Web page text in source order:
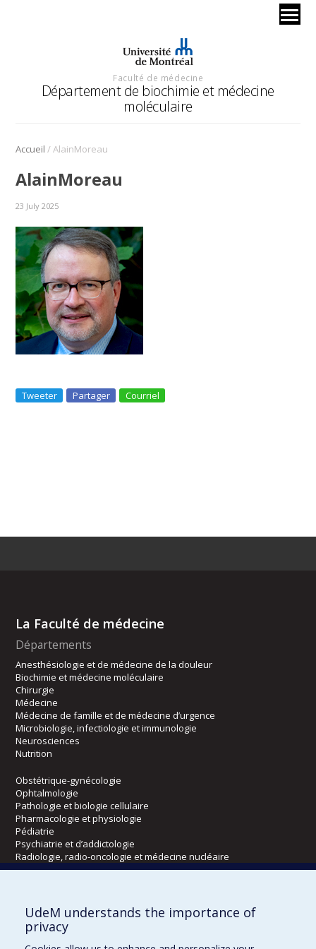
Faculté de médecine
Département de biochimie et médecine
moléculaire
Accueil /AlainMoreau
AlainMoreau
23 July 2025
Tweeter Partager Courriel
La Faculté de médecine
Départements
Anesthésiologie et de médecine de la douleur
Biochimie et médecine moléculaire
Chirurgie
Médecine
Médecine de famille et de médecine d’urgence
Microbiologie, infectiologie et immunologie
Neurosciences
Nutrition
Obstétrique-gynécologie
Ophtalmologie
Pathologie et biologie cellulaire
Pharmacologie et physiologie
Pédiatrie
Psychiatrie et d’addictologie
Radiologie, radio-oncologie et médecine nucléaire
Écoles
Kinésiologie et des sciences de l’activité physique
Orthophonie et audiologie
UdeM understands the importance of
privacy